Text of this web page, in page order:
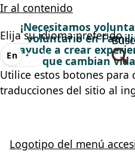
Ir al contenido
¡Necesitamos
voluntario en
ayude a crear
que cambian
Logotipo del menú
Elija su idioma preferido
En Es
Utilice estos botones para
traducciones del sitio al